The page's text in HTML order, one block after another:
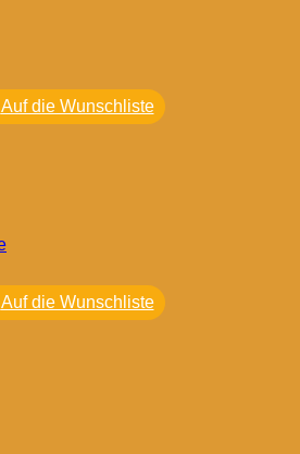
Auf die Wunschliste
Auf die Wunschliste